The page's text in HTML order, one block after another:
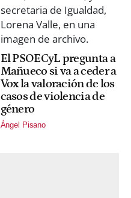
El PSOECyL pregunta a
Mañueco si va a ceder a
Vox la valoración de los
casos de violencia de
género
Ángel Pisano